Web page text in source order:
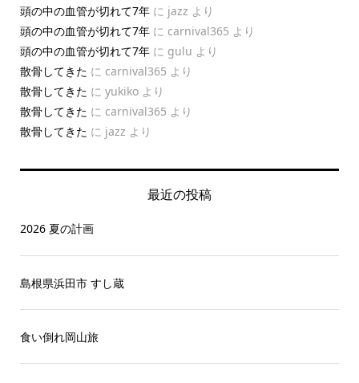
頭の中の血管が切れて7年に jazz より
頭の中の血管が切れて7年に carnival365 より
頭の中の血管が切れて7年に gulu より
散骨してきた に carnival365 より
散骨してきた に yukikoより
散骨してきた に carnival365 より
散骨してきた に jazz より
最近の投稿
2026 夏の計画
島根県浜田市 すし蔵
食い倒れ岡山旅